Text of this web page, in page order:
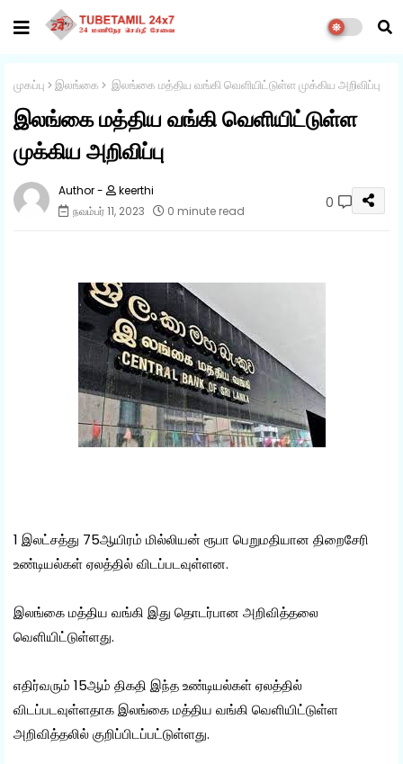
முகப்பு இலங்கை இலங்கை மத்திய வங்கி வெளியிட்டுள்ள முக்கிய அறிவிப்பு
இலங்கை மத்திய வங்கி வெளியிட்டுள்ள
முக்கிய அறிவிப்பு
keerthi
நவம்பர் 11, 2023
0 minute read 0
1 இலட்சத்து 75ஆயிரம் மில்லியன் ரூபா பெறுமதியான திறைசேரி
உண்டியல்கள் ஏலத்தில் விடப்படவுள்ளன.
இலங்கை மத்திய வங்கி இது தொடர்பான அறிவித்தலை
வெளியிட்டுள்ளது.
எதிர்வரும் 15ஆம் திகதி இந்த உண்டியல்கள் ஏலத்தில்
விடப்படவுள்ளதாக இலங்கை மத்திய வங்கி வெளியிட்டுள்ள
அறிவித்தலில் குறிப்பிடப்பட்டுள்ளது.